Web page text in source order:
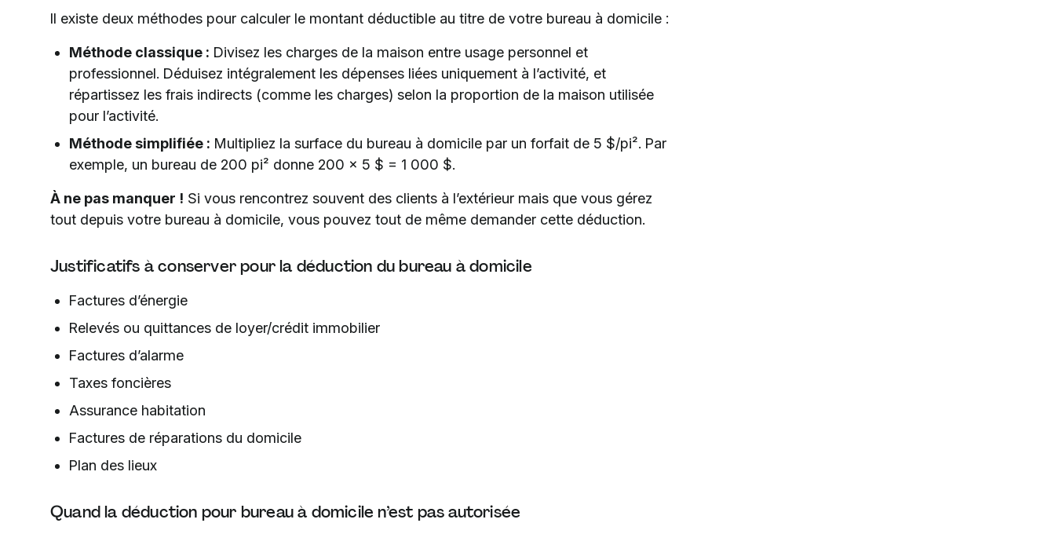
Il existe deux méthodes pour calculer le montant déductible au titre de votre bureau à domicile :
Méthode classique : Divisez les charges de la maison entre usage personnel et
professionnel. Déduisez intégralement les dépenses liées uniquement à l’activité, et
répartissez les frais indirects (comme les charges) selon la proportion de la maison utilisée
pour l’activité.
Méthode simplifiée : Multipliez la surface du bureau à domicile par un forfait de 5 $/pi². Par
exemple, un bureau de 200 pi² donne 200 × 5 $ = 1 000 $.
À ne pas manquer ! Si vous rencontrez souvent des clients à l’extérieur mais que vous gérez
tout depuis votre bureau à domicile, vous pouvez tout de même demander cette déduction.
Justificatifs à conserver pour la déduction du bureau à domicile
Factures d’énergie
Relevés ou quittances de loyer/crédit immobilier
Factures d’alarme
Taxes foncières
Assurance habitation
Factures de réparations du domicile
Plan des lieux
Quand la déduction pour bureau à domicile n’est pas autorisée